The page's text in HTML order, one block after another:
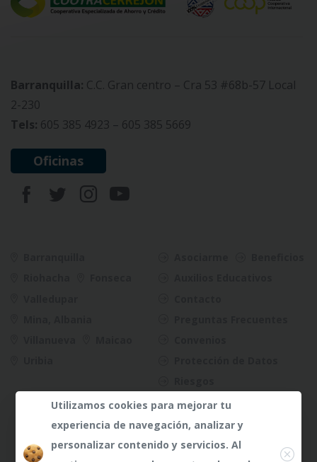
Barranquilla: C.C. Gran centro – Cra 53 #68b-57 Local
2-230
Tels: 605 385 4923 – 605 385 5669
Oficinas
Utilizamos cookies para mejorar tu
experiencia de navegación, analizar y
personalizar contenido y servicios. Al
Close